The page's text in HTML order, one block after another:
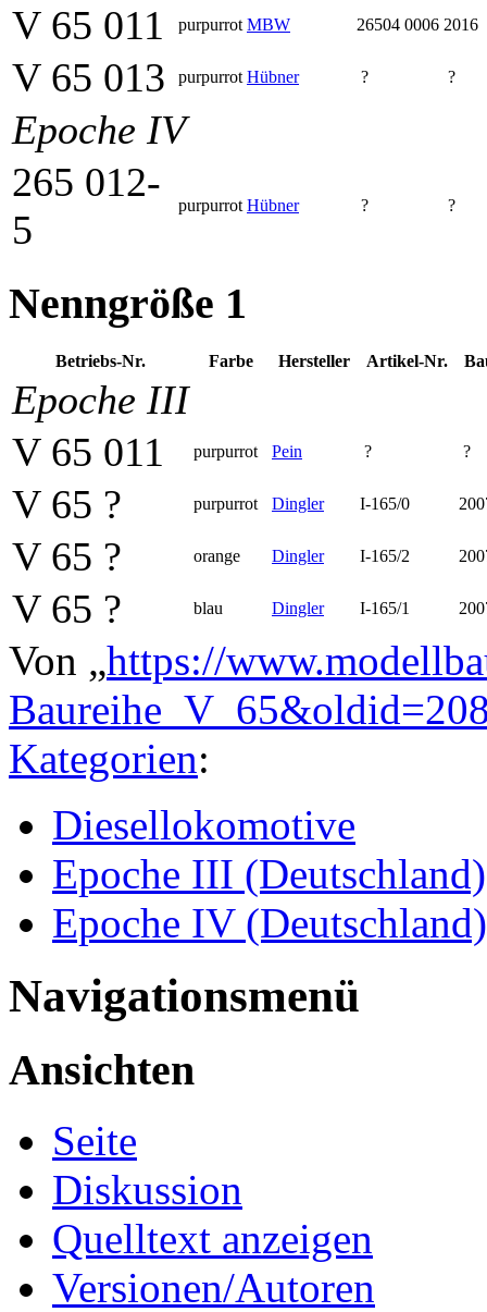
V 65 011 purpurrot MBW 26504 0006 2016
V 65 013 purpurrot Hübner ? ?
Epoche IV
265 012-
5
purpurrot Hübner ? ?
Nenngröße 1
Betriebs-Nr. Farbe Her­steller Artikel-Nr.
Epoche III
V 65 011
purpurrot Pein ? ?
V 65 ? purpurrot Dingler I-165/0
V 65 ? orange Dingler I-165/2
V 65 ? blau Dingler I-165/1
Von „https://
Kategorien:
Diesellokomotive
Epoche III (Deutschland)
Epoche IV (Deutschland)
Navigationsmenü
Ansichten
Seite
Diskussion
Quelltext anzeigen
Versionen/Autoren